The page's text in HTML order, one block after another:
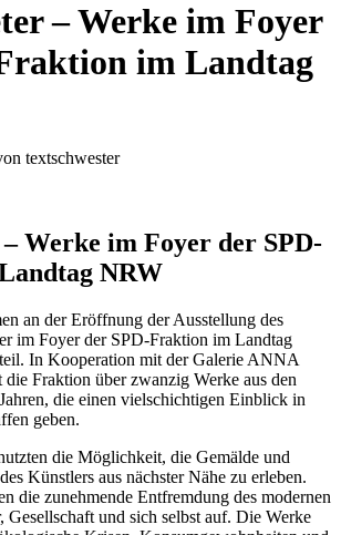
– Werke im Foyer
im Landtag
textschwester
Werke im Foyer der SPD-
NRW
an der Eröffnung der Ausstellung des
im Foyer der SPD-Fraktion im Landtag
In Kooperation mit der Galerie ANNA
Fraktion über zwanzig Werke aus den
die einen vielschichtigen Einblick in
geben.
die Möglichkeit, die Gemälde und
Künstlers aus nächster Nähe zu erleben.
die zunehmende Entfremdung des modernen
Gesellschaft und sich selbst auf. Die Werke